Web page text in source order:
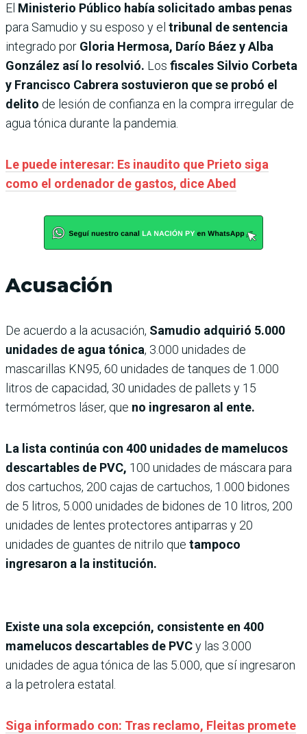
El Ministerio Público había solicitado ambas penas
para Samudio y su esposo y el tribunal de sentencia
integrado por Gloria Hermosa, Darío Báez y Alba
González así lo resolvió. Los fiscales Silvio Corbeta
y Francisco Cabrera sostuvieron que se probó el
delito de lesión de confianza en la compra irregular de
agua tónica durante la pandemia.
Le puede interesar: Es inaudito que Prieto siga
como el ordenador de gastos, dice Abed
Acusación
De acuerdo a la acusación, Samudio adquirió 5.000
unidades de agua tónica, 3.000 unidades de
mascarillas KN95, 60 unidades de tanques de 1.000
litros de capacidad, 30 unidades de pallets y 15
termómetros láser, que no ingresaron al ente.
La lista continúa con 400 unidades de mamelucos
descar­tables de PVC, 100 unidades de máscara para
dos cartuchos, 200 cajas de cartuchos, 1.000 bidones
de 5 litros, 5.000 uni­dades de bidones de 10 litros, 200
unidades de lentes protec­tores antiparras y 20
unidades de guantes de nitrilo que tam­poco
ingresaron a la institución.
Existe una sola excepción, consistente en 400
mamelucos descartables de PVCy las 3.000
unidades de agua tónica de las 5.000, que sí ingresaron
a la petrolera estatal.
Siga informado con: Tras reclamo, Fleitas promete